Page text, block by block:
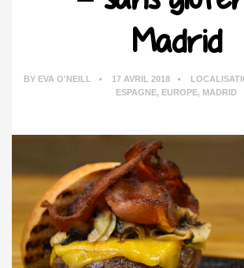
Madrid
BY EVA O'NEILL 17 AVRIL 2018
ESPAGNE, EUROPE, MADRID